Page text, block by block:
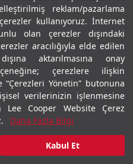
reklam/pazarlama
kullanıyoruz. İnternet
olan çerezler dışındaki
aracılığıyla elde edilen
aktarılmasına onay
çerezlere ilişkin
Yönetin” butonuna
verilerinizin işlenmesine
Cooper Website Çerez
Daha Fazla Bilgi
Kabul Et